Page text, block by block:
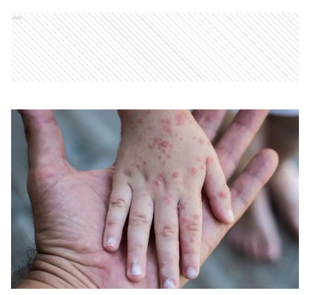
Ads